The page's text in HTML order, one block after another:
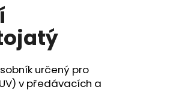
určený pro
v předávacích a